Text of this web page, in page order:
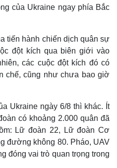
Multimedia
Ảnh
E-Magazine
Infographic
của Ukraine ngay phía Bắc
tiến hành chiến dịch quân sự
đột kích qua biên giới vào
các cuộc đột kích đó có
chế, cũng như chưa bao giờ
Ukraine ngày 6/8 thì khác. Ít
có khoảng 2.000 quân đã
Lữ đoàn 22, Lữ đoàn Cơ
đường không 80. Pháo, UAV
đóng vai trò quan trọng trong